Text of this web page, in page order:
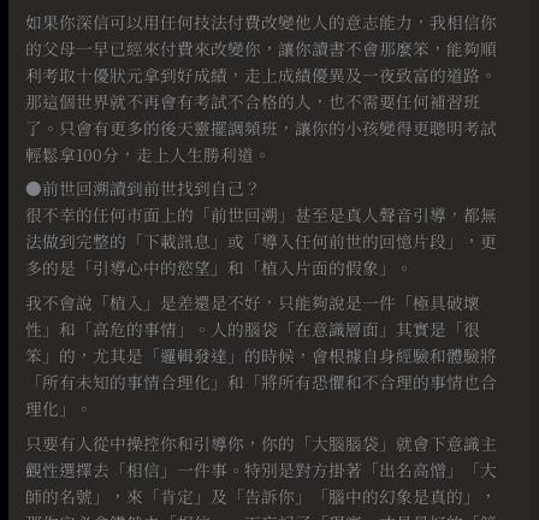
如果你深信可以用任何技法付費改變他人的意志能力，我相信你
的父母一早已經來付費來改變你，讓你讀書不會那麼笨，能夠順
利考取十優狀元拿到好成績，走上成績優異及一夜致富的道路。
那這個世界就不再會有考試不合格的人，也不需要任何補習班
了。只會有更多的後天靈擺調頻班，讓你的小孩變得更聰明考試
輕鬆拿100分，走上人生勝利道。
●前世回溯讀到前世找到自己？
很不幸的任何市面上的「前世回溯」甚至是真人聲音引導，都無
法做到完整的「下載訊息」或「導入任何前世的回憶片段」，更
多的是「引導心中的慾望」和「植入片面的假象」。
我不會說「植入」是差還是不好，只能夠說是一件「極具破壞
性」和「高危的事情」。人的腦袋「在意識層面」其實是「很
笨」的，尤其是「邏輯發達」的時候，會根據自身經驗和體驗將
「所有未知的事情合理化」和「將所有恐懼和不合理的事情也合
理化」。
只要有人從中操控你和引導你，你的「大腦腦袋」就會下意識主
觀性選擇去「相信」一件事。特別是對方掛著「出名高憎」「大
師的名號」，來「肯定」及「告訴你」「腦中的幻象是真的」，